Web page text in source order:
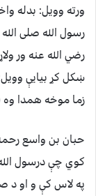
ورته وويل: بدله
رسول الله صلی
رضي الله عنه ور
ښکل کړ بيايې وويل:
زما موخه همدا وه
حبان بن واسع
کوي چې درسول
په لاس کې و او د